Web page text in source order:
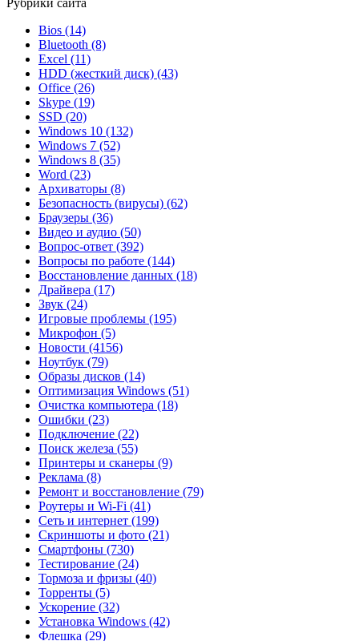
Рубрики сайта
Bios (14)
Bluetooth (8)
Excel (11)
HDD (жесткий диск) (43)
Office (26)
Skype (19)
SSD (20)
Windows 10 (132)
Windows 7 (52)
Windows 8 (35)
Word (23)
Архиваторы (8)
Безопасность (вирусы) (62)
Браузеры (36)
Видео и аудио (50)
Вопрос-ответ (392)
Вопросы по работе (144)
Восстановление данных (18)
Драйвера (17)
Звук (24)
Игровые проблемы (195)
Микрофон (5)
Новости (4156)
Ноутбук (79)
Образы дисков (14)
Оптимизация Windows (51)
Очистка компьютера (18)
Ошибки (23)
Подключение (22)
Поиск железа (55)
Принтеры и сканеры (9)
Реклама (8)
Ремонт и восстановление (79)
Роутеры и Wi-Fi (41)
Сеть и интернет (199)
Скриншоты и фото (21)
Смартфоны (730)
Тестирование (24)
Тормоза и фризы (40)
Торренты (5)
Ускорение (32)
Установка Windows (42)
Флешка (29)